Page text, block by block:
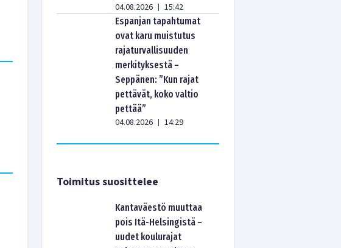
04.08.2026 | 15:42
Espanjan tapahtumat
ovat karu muistutus
rajaturvallisuuden
merkityksestä –
Seppänen: ”Kun rajat
pettävät, koko valtio
pettää”
04.08.2026 | 14:29
Toimitus suosittelee
Kantaväestö muuttaa
pois Itä-Helsingistä –
uudet koulurajat